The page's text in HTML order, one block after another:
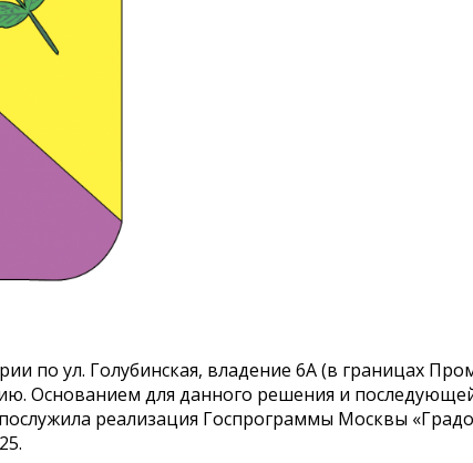
по ул. Голубинская, владение 6А (в границах
Основанием для данного решения и
реализация Госпрограммы Москвы